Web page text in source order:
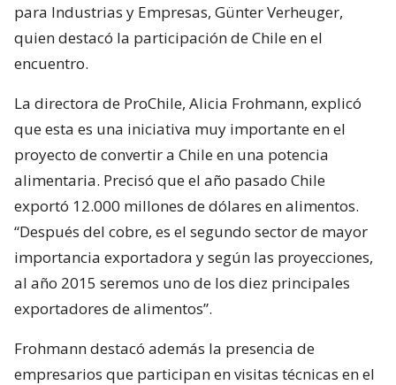
para Industrias y Empresas, Günter Verheuger,
quien destacó la participación de Chile en el
encuentro.
La directora de ProChile, Alicia Frohmann, explicó
que esta es una iniciativa muy importante en el
proyecto de convertir a Chile en una potencia
alimentaria. Precisó que el año pasado Chile
exportó 12.000 millones de dólares en alimentos.
“Después del cobre, es el segundo sector de mayor
importancia exportadora y según las proyecciones,
al año 2015 seremos uno de los diez principales
exportadores de alimentos”.
Frohmann destacó además la presencia de
empresarios que participan en visitas técnicas en el